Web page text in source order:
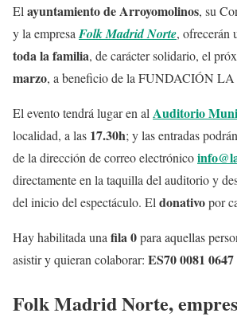
El ayuntamiento de Arroyomolinos, su
y la empresa Folk Madrid Norte, ofrecerán
toda la familia, de carácter solidario, el
marzo, a beneficio de la FUNDACIÓN
El evento tendrá lugar en al Auditorio
localidad, a las 17.30h; y las entradas
de la dirección de correo electrónico
directamente en la taquilla del auditorio y
del inicio del espectáculo. El donativopor
Hay habilitada una fila 0para aquellas
asistir y quieran colaborar: ES70 0081
Folk Madrid Norte,